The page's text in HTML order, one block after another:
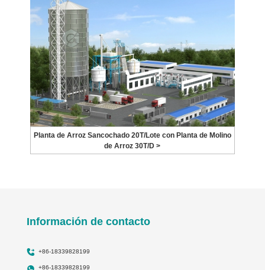
Planta de Arroz Sancochado 20T/Lote con Planta de Molino
de Arroz 30T/D >
Información de contacto
+86-18339828199
+86-18339828199